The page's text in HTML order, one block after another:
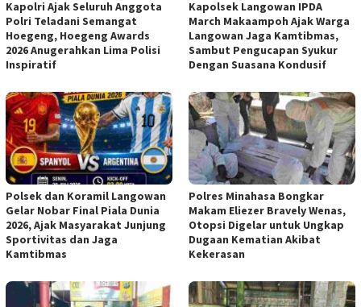
Kapolri Ajak Seluruh Anggota
Polri Teladani Semangat
Hoegeng, Hoegeng Awards
2026 Anugerahkan Lima Polisi
Inspiratif
Kapolsek Langowan IPDA
March Makaampoh Ajak Warga
Langowan Jaga Kamtibmas,
Sambut Pengucapan Syukur
Dengan Suasana Kondusif
Polsek dan Koramil Langowan
Gelar Nobar Final Piala Dunia
2026, Ajak Masyarakat Junjung
Sportivitas dan Jaga
Kamtibmas
Polres Minahasa Bongkar
Makam Eliezer Bravely Wenas,
Otopsi Digelar untuk Ungkap
Dugaan Kematian Akibat
Kekerasan